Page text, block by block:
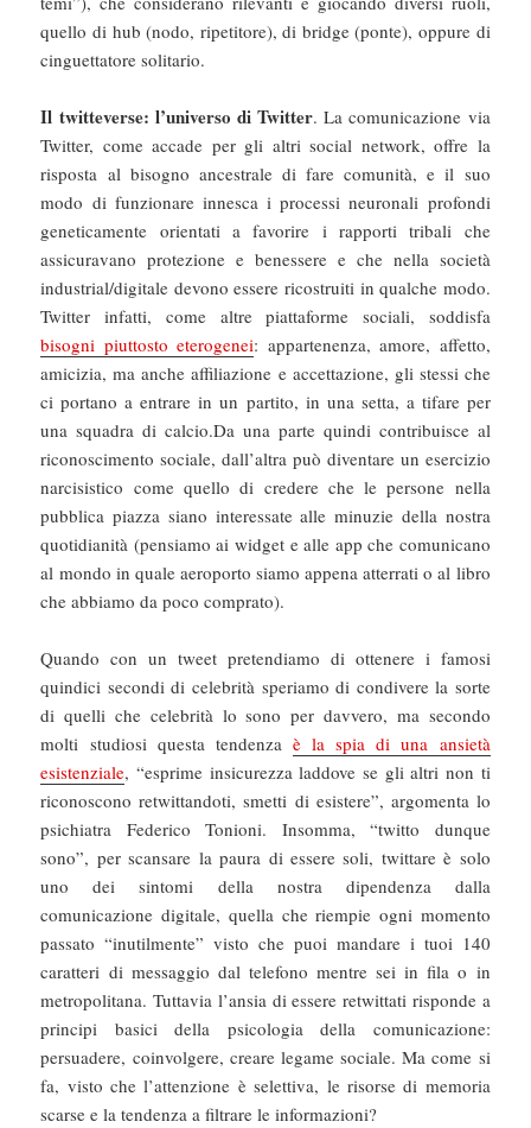
quello di hub (nodo, ripetitore), di bridge (ponte), oppure di
cinguettatore solitario.
Il twitteverse: l’universo di Twitter. La comunicazione via
Twitter, come accade per gli altri social network, offre la
risposta al bisogno ancestrale di fare comunità, e il suo
modo di funzionare innesca i processi neuronali profondi
geneticamente orientati a favorire i rapporti tribali che
assicuravano protezione e benessere e che nella società
industrial/digitale devono essere ricostruiti in qualche modo.
Twitter infatti, come altre piattaforme sociali, soddisfa
bisogni piuttosto eterogenei: appartenenza, amore, affetto,
amicizia, ma anche affiliazione e accettazione, gli stessi che
ci portano a entrare in un partito, in una setta, a tifare per
una squadra di calcio.Da una parte quindi contribuisce al
riconoscimento sociale, dall’altra può diventare un esercizio
narcisistico come quello di credere che le persone nella
pubblica piazza siano interessate alle minuzie della nostra
quotidianità (pensiamo ai widget e alle app che comunicano
al mondo in quale aeroporto siamo appena atterrati o al libro
che abbiamo da poco comprato).
Quando con un tweet pretendiamo di ottenere i famosi
quindici secondi di celebrità speriamo di condivere la sorte
di quelli che celebrità lo sono per davvero, ma secondo
molti studiosi questa tendenza è la spia di una ansietà
esistenziale, “esprime insicurezza laddove se gli altri non ti
riconoscono retwittandoti, smetti di esistere”, argomenta lo
psichiatra Federico Tonioni. Insomma, “twitto dunque
sono”, per scansare la paura di essere soli, twittare è solo
uno dei sintomi della nostra dipendenza dalla
comunicazione digitale, quella che riempie ogni momento
passato “inutilmente” visto che puoi mandare i tuoi 140
caratteri di messaggio dal telefono mentre sei in fila o in
metropolitana. Tuttavia l’ansia di essere retwittati risponde a
principi basici della psicologia della comunicazione:
persuadere, coinvolgere, creare legame sociale. Ma come si
fa, visto che l’attenzione è selettiva, le risorse di memoria
scarse e la tendenza a filtrare le informazioni?